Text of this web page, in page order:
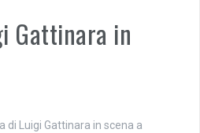
Gattinara in
di Luigi Gattinara in scena a